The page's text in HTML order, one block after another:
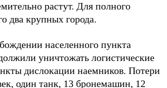
растут. Для полного
два крупных города.
населенного пункта
уничтожать логистические
дислокации наемников. Потери
один танк, 13 бронемашин, 12